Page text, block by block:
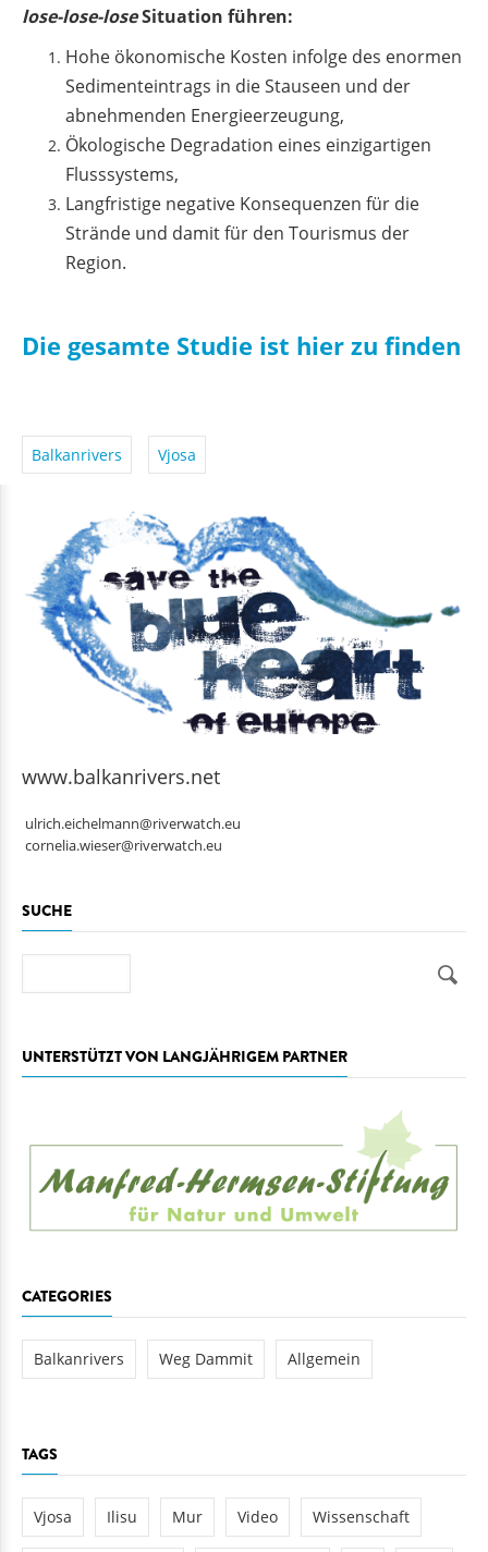
lose-lose-loseSituation führen:
Hohe ökonomische Kosten infolge des enormen
Sedimenteintrags in die Stauseen und der
abnehmenden Energieerzeugung,
Ökologische Degradation eines einzigartigen
Flusssystems,
Langfristige negative Konsequenzen für die
Strände und damit für den Tourismus der
Region.
Die gesamte Studie ist hier zu finden
Balkanrivers Vjosa
www.balkanrivers.net
ulrich.eichelmann@riverwatch.eu
cornelia.wieser@riverwatch.eu
SUCHE
UNTERSTÜTZT VON LANGJÄHRIGEM PARTNER
CATEGORIES
Balkanrivers Weg Dammit Allgemein
TAGS
Vjosa Ilisu Mur Video Wissenschaft